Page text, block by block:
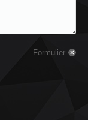
Formulier